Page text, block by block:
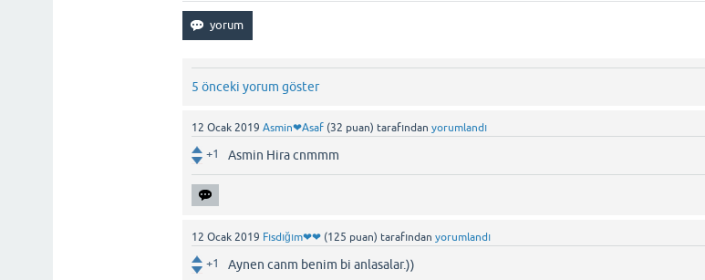
5 önceki yorum göster
12 Ocak 2019 Asmin❤Asaf (32 puan) tarafından yorumlandı
+1 Asmin Hira cnmmm
12 Ocak 2019 Fısdığım❤❤ (125 puan) tarafından yorumlandı
+1 Aynen canm benim bi anlasalar.))